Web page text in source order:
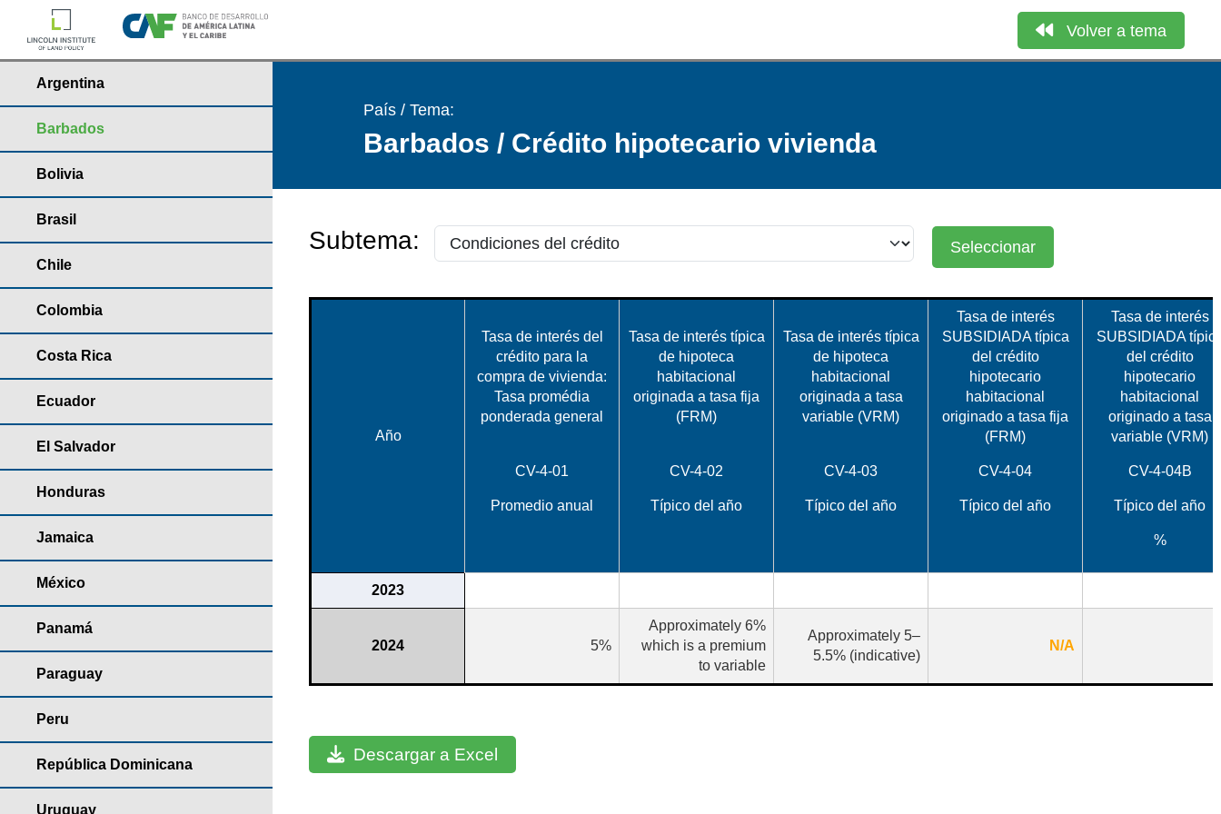
Volver a tema
Argentina
Barbados
Bolivia
Brasil
Chile
Colombia
Costa Rica
Ecuador
El Salvador
Honduras
Jamaica
México
Panamá
Paraguay
Peru
República Dominicana
Uruguay
País / Tema:
Barbados / Crédito hipotecario vivienda
Subtema: Seleccionar
Año
Tasa de interés del
crédito para la
compra de vivienda:
Tasa promédia
ponderada general
Tasa de interés típica
de hipoteca
habitacional
originada a tasa fija
(FRM)
Tasa de interés típica
de hipoteca
habitacional
originada a tasa
variable (VRM)
Tasa de interés
SUBSIDIADA típica
del crédito
hipotecario
habitacional
originado a tasa fija
(FRM)
Tasa de interés
SUBSIDIADA
del crédito
hipotecario
habitacional
originado a tasa
variable (VRM)
CV-4-01 CV-4-02 CV-4-03 CV-4-04 CV-4-04B
Promedio anual Típico del año Típico del año Típico del año Típico del año
%
2023
2024 N/A
Descargar a Excel